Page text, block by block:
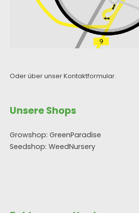
Oder über unserKontaktformular.
Unsere Shops
Growshop: GreenParadise
Seedshop: WeedNursery